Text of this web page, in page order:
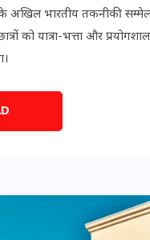
अखिल भारतीय तकनीकी
को यात्रा-भत्ता और